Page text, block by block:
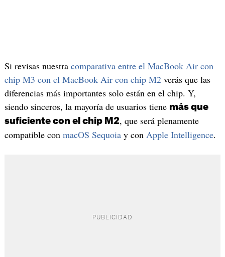
Si revisas nuestra comparativa entre el MacBook Air con
chip M3 con el MacBook Air con chip M2verás que las
diferencias más importantes solo están en el chip. Y,
siendo sinceros, la mayoría de usuarios tiene más que
suficiente con el chip M2, que será plenamente
compatible con macOS Sequoiay con Apple Intelligence.